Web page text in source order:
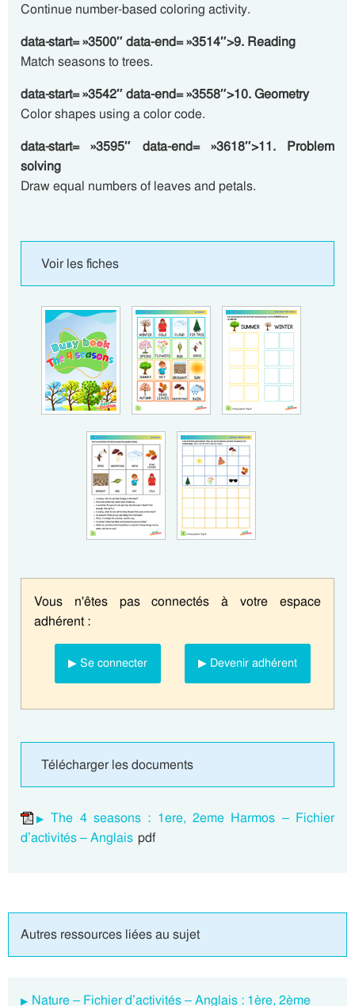
Continue number-based coloring activity.
data-start= »3500″ data-end= »3514″>9. Reading
Match seasons to trees.
data-start= »3542″ data-end= »3558″>10. Geometry
Color shapes using a color code.
data-start= »3595″ data-end= »3618″>11. Problem
solving
Draw equal numbers of leaves and petals.
Voir les fiches
Vous n'êtes pas connectés à votre espace
adhérent :
▶ Se connecter ▶ Devenir adhérent
Télécharger les documents
The 4 seasons : 1ere, 2eme Harmos – Fichier
d’activités – Anglais pdf
Autres ressources liées au sujet
Nature – Fichier d’activités – Anglais : 1ère, 2ème